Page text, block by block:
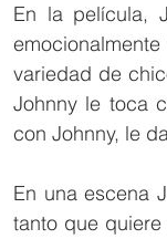
En la película,
variedad de
Johnny le toca
En una escena
tanto que